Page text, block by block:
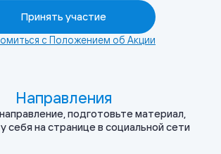
Принять участие
с Положением об Акции
Направления
подготовьте материал,
себя на странице в социальной сети